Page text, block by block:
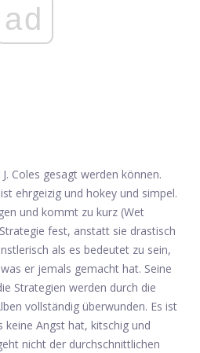
ad
Coles gesagt werden können.
ehrgeizig und hokey und simpel.
und kommt zu kurz (Wet
fest, anstatt sie drastisch
als es bedeutet zu sein,
er jemals gemacht hat. Seine
Strategien werden durch die
vollständig überwunden. Es ist
Angst hat, kitschig und
nicht der durchschnittlichen